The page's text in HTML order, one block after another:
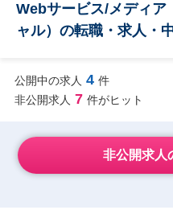
Webサービス/メディア
ャル）の転職・求人・
公開中の求人 4 件
非公開求人 7 件がヒット
非公開求人